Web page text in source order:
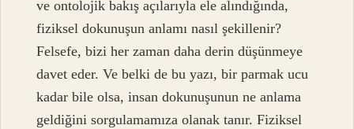
ve ontolojik bakış açılarıyla ele alındığında,
fiziksel dokunuşun anlamı nasıl şekillenir?
Felsefe, bizi her zaman daha derin düşünmeye
davet eder. Ve belki de bu yazı, bir parmak ucu
kadar bile olsa, insan dokunuşunun ne anlama
geldiğini sorgulamamıza olanak tanır. Fiziksel